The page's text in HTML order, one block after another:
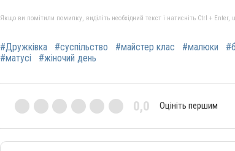
Якщо ви помітили помилку, виділіть необхідний текст і натисніть Ctrl +
#Дружківка #суспільство #майстер клас #малюки
#матусі
#жіночий день
0,0 Оцініть першим